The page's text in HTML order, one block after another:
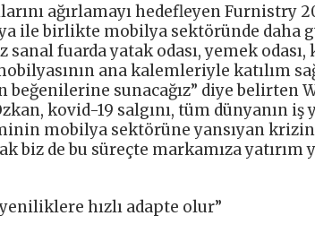
ağırlamayı hedefleyen Furnistry
ile birlikte mobilya sektöründe daha
sanal fuarda yatak odası, yemek
ana kalemleriyle katılım
sunacağız” diye belirten
kovid-19 salgını, tüm dünyanın iş
mobilya sektörüne yansıyan
biz de bu süreçte markamıza yatırım
hızlı adapte olur”